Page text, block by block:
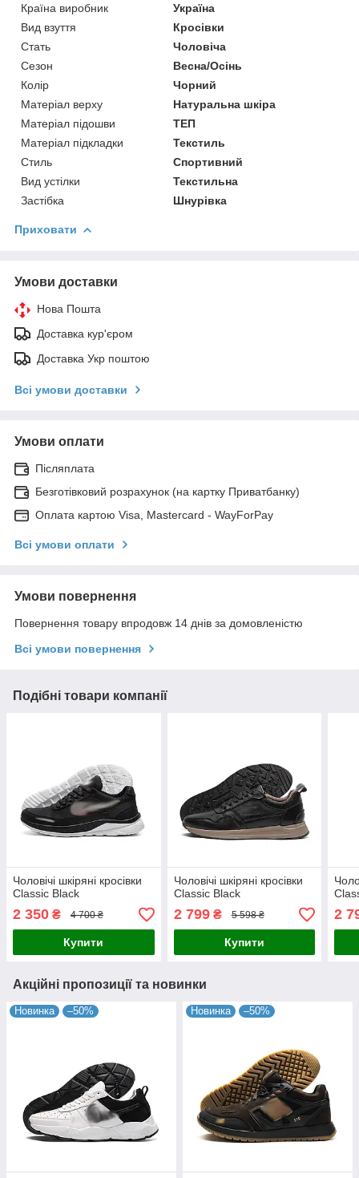
Країна виробник
Україна
Вид взуття
Кросівки
Стать
Чоловіча
Сезон
Весна/Осінь
Колір
Чорний
Матеріал верху
Натуральна шкіра
Матеріал підошви
ТЕП
Матеріал підкладки
Текстиль
Стиль
Спортивний
Вид устілки
Текстильна
Застібка
Шнурівка
Приховати
Умови доставки
Нова Пошта
Доставка кур'єром
Доставка Укр поштою
Всі умови доставки
Умови оплати
Післяплата
Безготівковий розрахунок (на картку Приватбанку)
Оплата картою Visa, Mastercard - WayForPay
Всі умови оплати
Умови повернення
Повернення товару впродовж 14 днів за домовленістю
Всі умови повернення
Подібні товари компанії
Чоловічі шкіряні кросівки
Classic Black
2 350 ₴ 4 700 ₴
Купити
Чоловічі шкіряні кросівки
Classic Black
2 799₴ 5 598 ₴
Купити
2
Акційні пропозиції та новинки
Новинка –50% Новинка –50%